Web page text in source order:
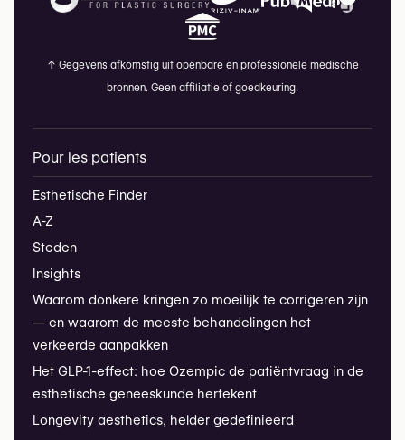
↑ Gegevens afkomstig uit openbare en professionele medische
bronnen. Geen affiliatie of goedkeuring.
Pour les patients
Esthetische Finder
A-Z
Steden
Insights
Waarom donkere kringen zo moeilijk te corrigeren zijn
— en waarom de meeste behandelingen het
verkeerde aanpakken
Het GLP-1-effect: hoe Ozempic de patiëntvraag in de
esthetische geneeskunde hertekent
Longevity aesthetics, helder gedefinieerd